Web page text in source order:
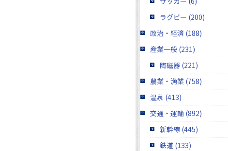
ラグビー (200)
政治・経済 (188)
産業一般 (231)
陶磁器 (221)
農業・漁業 (758)
温泉 (413)
交通・運輸 (892)
新幹線 (445)
鉄道 (133)